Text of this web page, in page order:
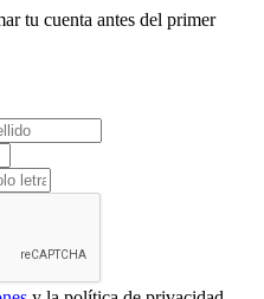
tu cuenta antes del primer